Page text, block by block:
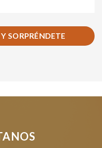
SORPRÉNDETE